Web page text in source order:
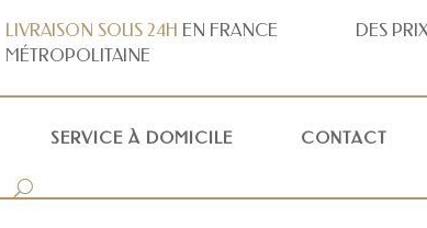
LIVRAISON SOUS 24H EN FRANCE
MÉTROPOLITAINE
DES
SERVICE À DOMICILE CONTACT